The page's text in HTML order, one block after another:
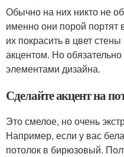
Обычно на них никто не
именно они порой
их покрасить в цвет
акцентом. Но обязательно
элементами дизайна.
Сделайте акцент на
Это смелое, но очень
Например, если у вас
потолок в бирюзовый.